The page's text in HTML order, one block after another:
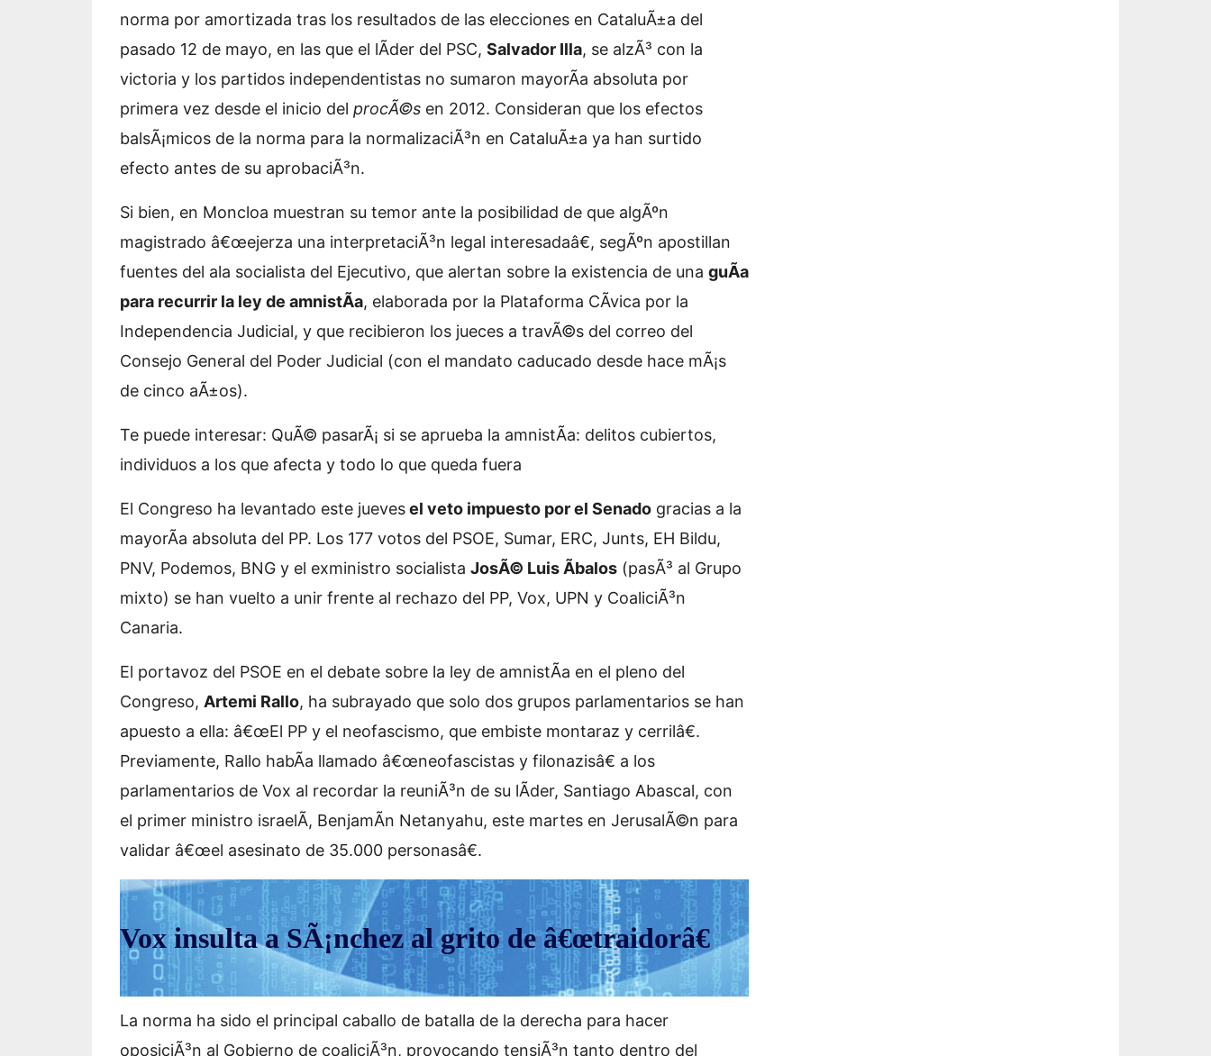
norma por amortizada tras los resultados de las elecciones en CataluÃ±a del
pasado 12 de mayo, en las que el lÃ­der del PSC, Salvador Illa, se alzÃ³ con la
victoria y los partidos independentistas no sumaron mayorÃ­a absoluta por
primera vez desde el inicio del procÃ©s en 2012. Consideran que los efectos
balsÃ¡micos de la norma para la normalizaciÃ³n en CataluÃ±a ya han surtido
efecto antes de su aprobaciÃ³n.
Si bien, en Moncloa muestran su temor ante la posibilidad de que algÃºn
magistrado â€œejerza una interpretaciÃ³n legal interesadaâ€, segÃºn apostillan
fuentes del ala socialista del Ejecutivo, que alertan sobre la existencia de una guÃ­a
para recurrir la ley de amnistÃ­a, elaborada por la Plataforma CÃ­vica por la
Independencia Judicial, y que recibieron los jueces a travÃ©s del correo del
Consejo General del Poder Judicial (con el mandato caducado desde hace mÃ¡s
de cinco aÃ±os).
Te puede interesar: QuÃ© pasarÃ¡ si se aprueba la amnistÃ­a: delitos cubiertos,
individuos a los que afecta y todo lo que queda fuera
El Congreso ha levantado este juevesel veto impuesto por el Senado gracias a la
mayorÃ­a absoluta del PP. Los 177 votos del PSOE, Sumar, ERC, Junts, EH Bildu,
PNV, Podemos, BNG y el exministro socialista JosÃ© Luis Ãbalos (pasÃ³ al Grupo
mixto) se han vuelto a unir frente al rechazo del PP, Vox, UPN y CoaliciÃ³n
Canaria.
El portavoz del PSOE en el debate sobre la ley de amnistÃ­a en el pleno del
Congreso, Artemi Rallo, ha subrayado que solo dos grupos parlamentarios se han
apuesto a ella: â€œEl PP y el neofascismo, que embiste montaraz y cerrilâ€.
Previamente, Rallo habÃ­a llamado â€œneofascistas y filonazisâ€ a los
parlamentarios de Vox al recordar la reuniÃ³n de su lÃ­der, Santiago Abascal, con
el primer ministro israelÃ­, BenjamÃ­n Netanyahu, este martes en JerusalÃ©n para
validar â€œel asesinato de 35.000 personasâ€.
Vox insulta a SÃ¡nchez al grito de â€œtraidorâ€
La norma ha sido el principal caballo de batalla de la derecha para hacer
oposiciÃ³n al Gobierno de coaliciÃ³n, provocando tensiÃ³n tanto dentro del